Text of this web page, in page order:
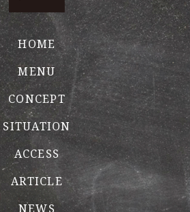
HOME
MENU
CONCEPT
SITUATION
ACCESS
ARTICLE
NEWS